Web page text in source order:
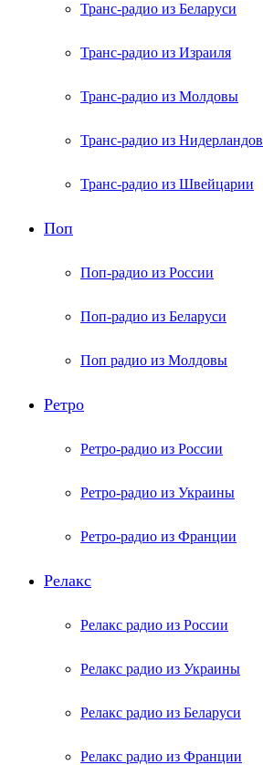
Транс-радио из Беларуси
Транс-радио из Израиля
Транс-радио из Молдовы
Транс-радио из Нидерландов
Транс-радио из Швейцарии
Поп
Поп-радио из России
Поп-радио из Беларуси
Поп радио из Молдовы
Ретро
Ретро-радио из России
Ретро-радио из Украины
Ретро-радио из Франции
Релакс
Релакс радио из России
Релакс радио из Украины
Релакс радио из Беларуси
Релакс радио из Франции